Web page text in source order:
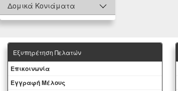
Δομικά Κονιάματα
Εξυπηρέτηση Πελατών
Eπικοινωνία
Εγγραφή Μέλους